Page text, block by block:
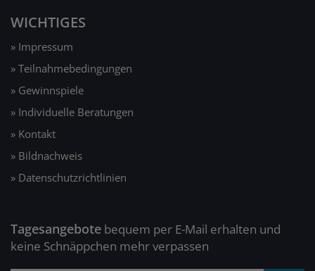
WICHTIGES
» Impressum
» Teilnahmebedingungen
» Gewinnspiele
» Individuelle Beratungen
» Kontakt
» Bildnachweis
» Datenschutzrichtlinien
Tagesangebote bequem per E-Mail erhalten und
keine Schnäppchen mehr verpassen